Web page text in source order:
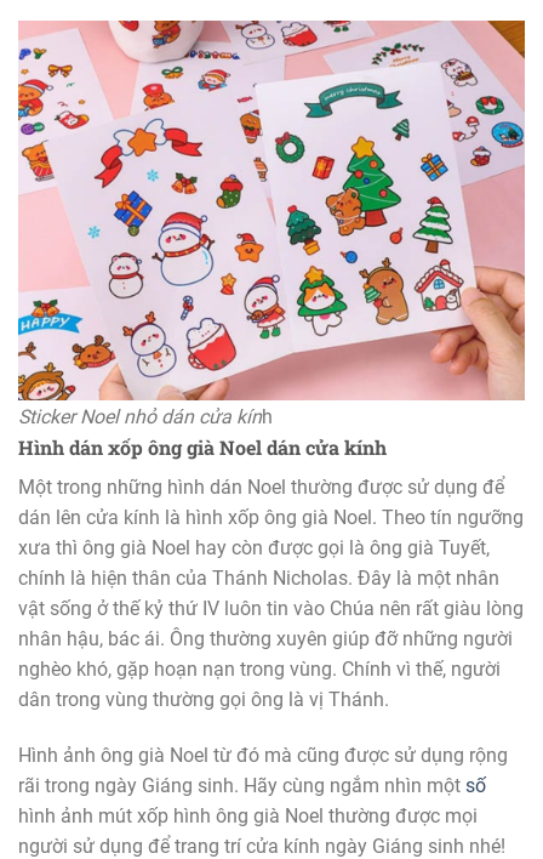
Sticker Noel nhỏ dán cửa kính
Hình dán xốp ông già Noel dán cửa kính
Một trong những hình dán Noel thường được sử dụng để
dán lên cửa kính là hình xốp ông già Noel. Theo tín ngưỡng
xưa thì ông già Noel hay còn được gọi là ông già Tuyết,
chính là hiện thân của Thánh Nicholas. Đây là một nhân
vật sống ở thế kỷ thứ IV luôn tin vào Chúa nên rất giàu lòng
nhân hậu, bác ái. Ông thường xuyên giúp đỡ những người
nghèo khó, gặp hoạn nạn trong vùng. Chính vì thế, người
dân trong vùng thường gọi ông là vị Thánh.
Hình ảnh ông già Noel từ đó mà cũng được sử dụng rộng
rãi trong ngày Giáng sinh. Hãy cùng ngắm nhìn một số
hình ảnh mút xốp hình ông già Noel thường được mọi
người sử dụng để trang trí cửa kính ngày Giáng sinh nhé!